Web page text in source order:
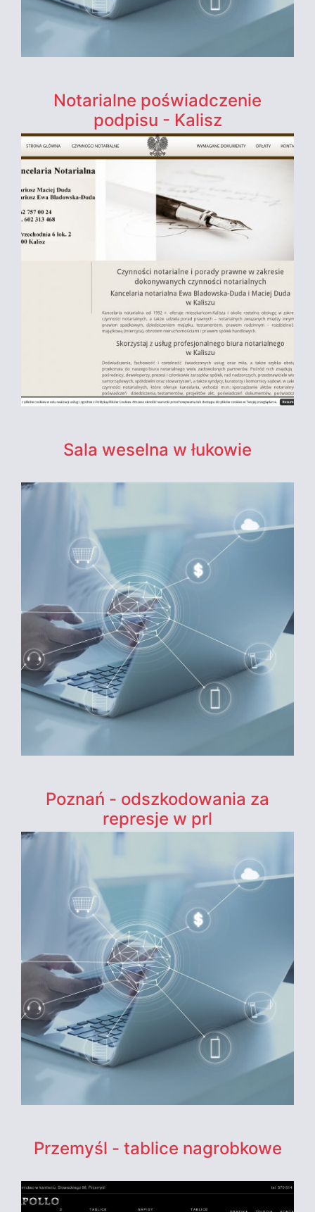
Notarialne poświadczenie
podpisu - Kalisz
Sala weselna w łukowie
Poznań - odszkodowania za
represje w prl
Przemyśl - tablice nagrobkowe